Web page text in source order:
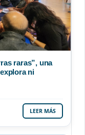
raras”, una
ni
LEER MÁS